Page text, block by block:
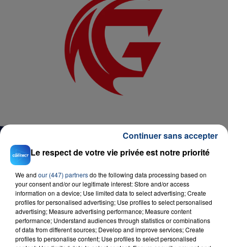
D'AUTRES JEUX
Le respect de votre vie privée est notre priorité
We and our (447) partnersdo the following data processing based on
your consent and/or our legitimate interest: Store and/or access
information on a device; Use limited data to select advertising; Create
profiles for personalised advertising; Use profiles to select personalised
advertising; Measure advertising performance; Measure content
performance; Understand audiences through statistics or combinations
of data from different sources; Develop and improve services; Create
profiles to personalise content; Use profiles to select personalised
Continuer sans accepter